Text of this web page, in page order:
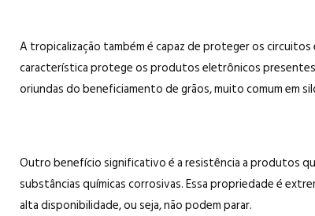
A tropicalização também é capaz de proteger os
característica protege os produtos eletrônicos
oriundas do beneficiamento de grãos, muito comum em
Outro benefício significativo é a resistência a produtos
substâncias químicas corrosivas. Essa propriedade é
alta disponibilidade, ou seja, não podem parar.